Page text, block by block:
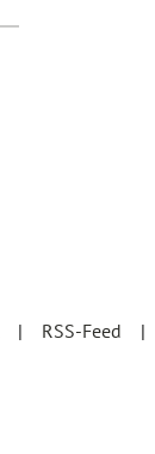
RSS-Feed